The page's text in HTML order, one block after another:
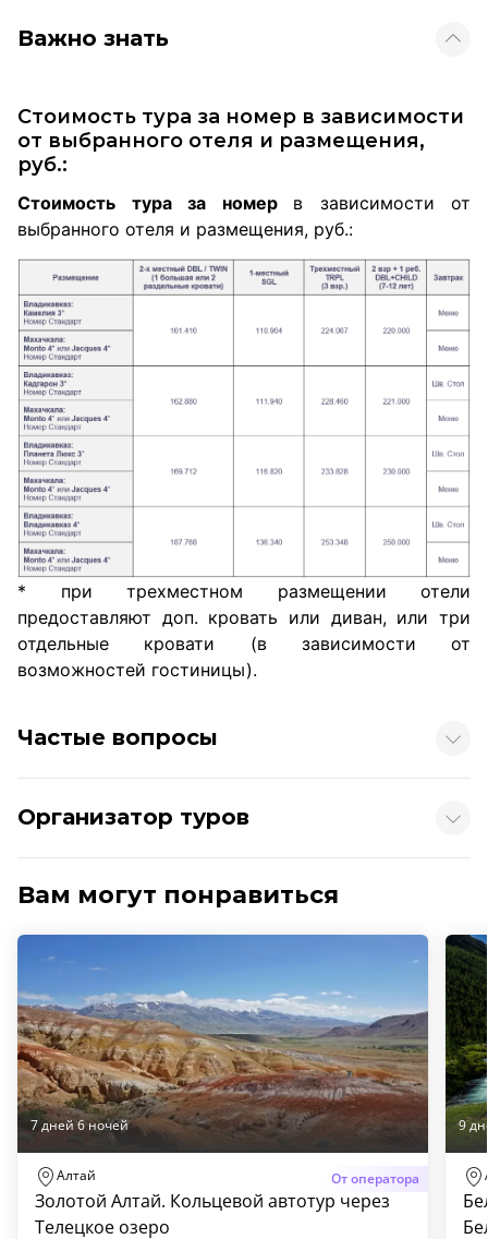
Важно знать
Стоимость тура за номер в зависимости
от выбранного отеля и размещения,
руб.:
Стоимость тура за номер в зависимости от
выбранного отеля и размещения, руб.:
* при трехместном размещении отели
предоставляют доп. кровать или диван, или три
отдельные кровати (в зависимости от
возможностей гостиницы).
Частые вопросы
Организатор туров
Вам могут понравиться
7 дней 6 ночей
Алтай От оператора
Золотой Алтай. Кольцевой автотур через
Телецкое озеро
9